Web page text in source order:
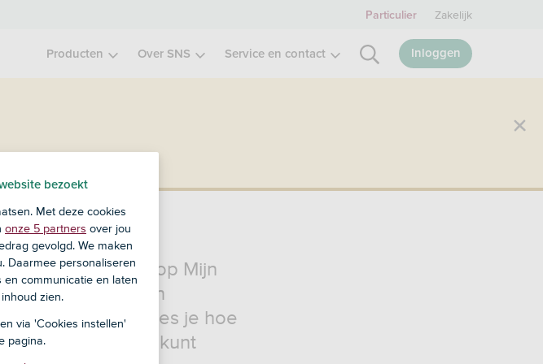
Producten Over SNS Service en contact Inloggen
Particulier Zakelijk
je inlogt op Mijn
digipas bij een
deze pagina lees je hoe
zonder digipas kunt
bezoekt
Met deze cookies
onze 5 partners over jou
gevolgd. We maken
Daarmee personaliseren
communicatie en laten
zien.
via 'Cookies instellen'
pagina.